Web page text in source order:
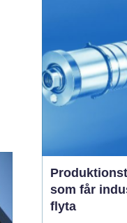
renoveringar
energisnåla
Rätt ...
som får
flyta